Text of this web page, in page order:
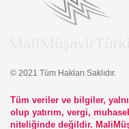
© 2021 Tüm Hakları Saklıdır.
Tüm veriler ve bilgiler,
olup yatırım, vergi,
niteliğinde değildir.